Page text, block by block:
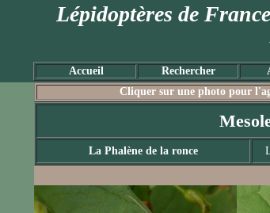
Lépidoptères de France
Accueil Rechercher
Cliquer sur une photo pour
La Phalène de la ronce